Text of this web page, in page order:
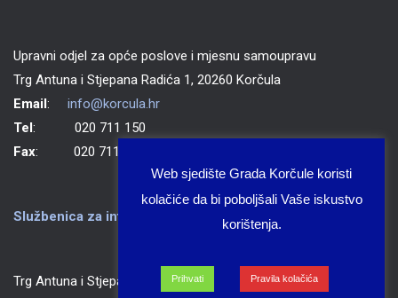
Upravni odjel za opće poslove i mjesnu samoupravu
Trg Antuna i Stjepana Radića 1, 20260 Korčula
Email: info@korcula.hr
Tel: 020 711 150
Fax: 020 711 702
Službenica za informiranje Grada Korčule
Trg Antuna i Stjepana Radića 1, 20260 Korčula
Web sjedište Grada Korčule koristi
kolačiće da bi poboljšali Vaše iskustvo
korištenja.
Prihvati Pravila kolačića